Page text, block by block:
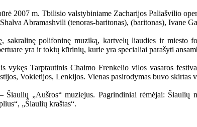
2007 m. Tbilisio valstybiniame Zacharijos Paliašvilio
Abramashvili (tenoras-baritonas), (baritonas), Ivane
sakralinę polifoninę muziką, kartvelų liaudies ir miesto
yra ir tokių kūrinių, kurie yra specialiai parašyti
vykęs Tarptautinis Chaimo Frenkelio vilos vasaros
Vokietijos, Lenkijos. Vienas pasirodymas buvo skirtas
Šiaulių „Aušros“ muziejus. Pagrindiniai rėmėjai:
„Šiaulių kraštas“.